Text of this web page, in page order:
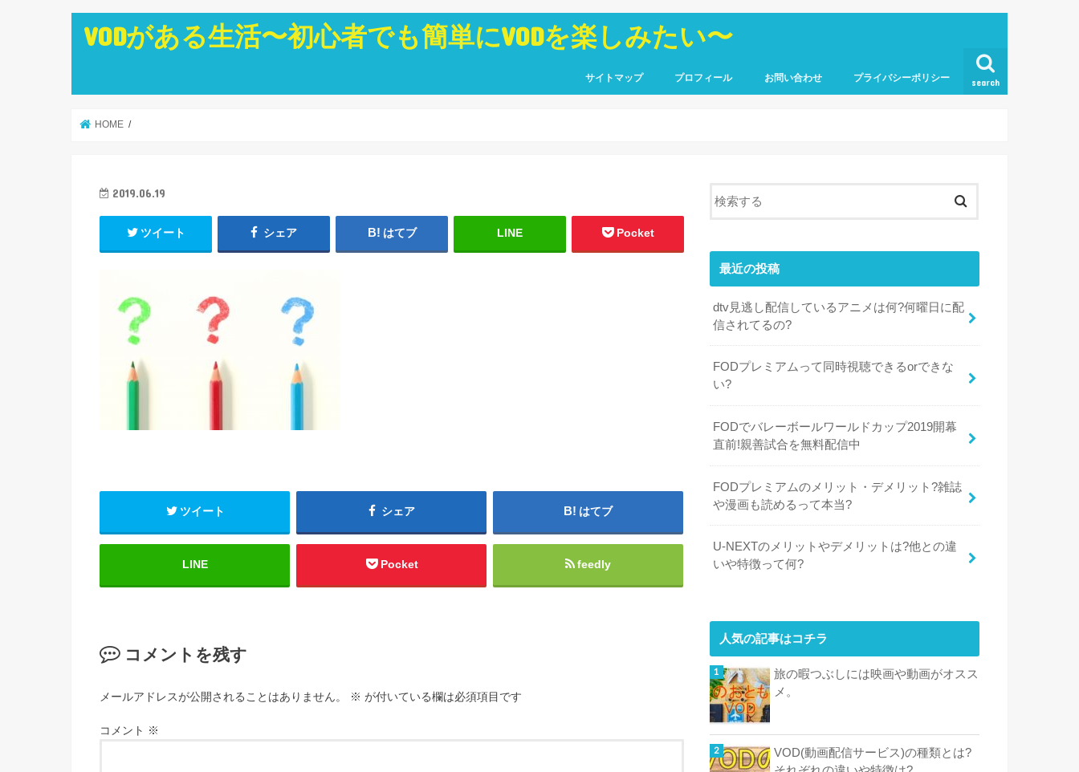
VODがある生活〜初心者でも簡単にVODを楽しみたい〜
search
サイトマップ プロフィール お問い合わせ プライバシーポリシー
HOME
2019.06.19
ツイート シェア はてブ LINE Pocket
ツイート シェア はてブ
LINE Pocket feedly
コメントを残す
メールアドレスが公開されることはありません。 ※ が付いている欄は必須項目です
コメント ※
最近の投稿
dtv見逃し配信しているアニメは何?何曜日に配
信されてるの?
FODプレミアムって同時視聴できるorできな
い?
FODでバレーボールワールドカップ2019開幕
直前!親善試合を無料配信中
FODプレミアムのメリット・デメリット?雑誌
や漫画も読めるって本当?
U-NEXTのメリットやデメリットは?他との違
いや特徴って何?
人気の記事はコチラ
旅の暇つぶしには映画や動画がオスス
メ。
VOD(動画配信サービス)の種類とは?